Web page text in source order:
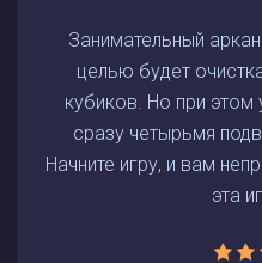
Занимательный
целью будет
кубиков. Но при этом
сразу четырьмя
Начните игру, и вам
эта